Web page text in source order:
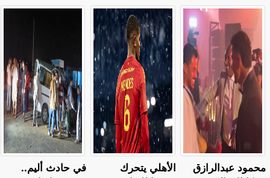
في حادث أليم..
الأهلي يتحرك
محمود عبدالرازق